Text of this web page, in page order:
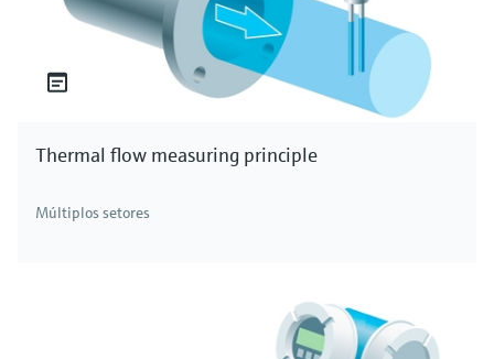
Thermal flow measuring principle
Múltiplos setores